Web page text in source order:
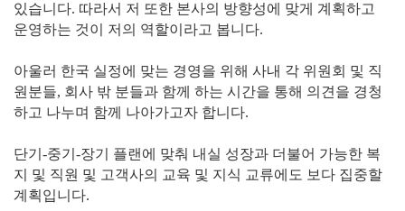
있습니다. 따라서 저 또한 본사의 방향성에 맞게 계획하고
운영하는 것이 저의 역할이라고 봅니다.
아울러 한국 실정에 맞는 경영을 위해 사내 각 위원회 및 직
원분들, 회사 밖 분들과 함께 하는 시간을 통해 의견을 경청
하고 나누며 함께 나아가고자 합니다.
단기-중기-장기 플랜에 맞춰 내실 성장과 더불어 가능한 복
지 및 직원 및 고객사의 교육 및 지식 교류에도 보다 집중할
계획입니다.